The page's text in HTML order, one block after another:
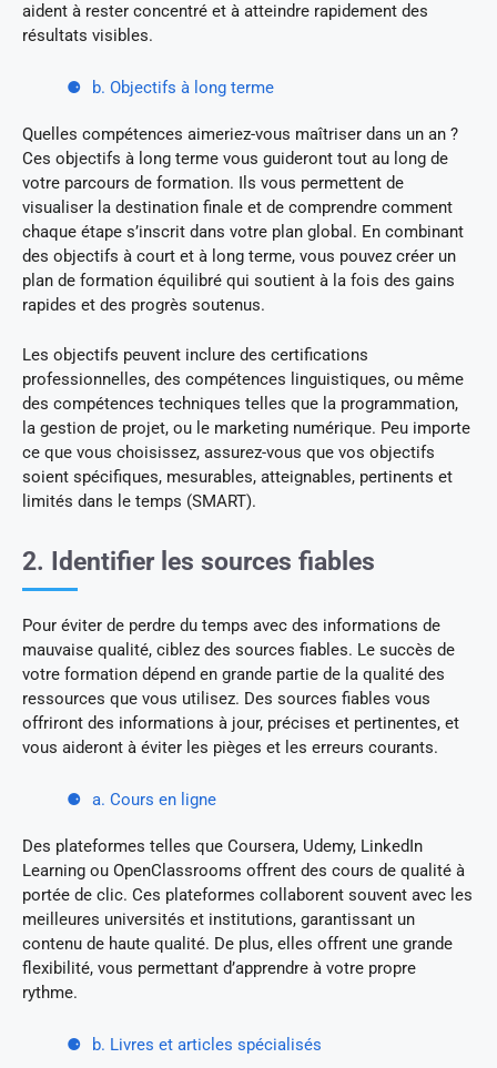
aident à rester concentré et à atteindre rapidement des
résultats visibles.
b. Objectifs à long terme
Quelles compétences aimeriez-vous maîtriser dans un an ?
Ces objectifs à long terme vous guideront tout au long de
votre parcours de formation. Ils vous permettent de
visualiser la destination finale et de comprendre comment
chaque étape s’inscrit dans votre plan global. En combinant
des objectifs à court et à long terme, vous pouvez créer un
plan de formation équilibré qui soutient à la fois des gains
rapides et des progrès soutenus.
Les objectifs peuvent inclure des certifications
professionnelles, des compétences linguistiques, ou même
des compétences techniques telles que la programmation,
la gestion de projet, ou le marketing numérique. Peu importe
ce que vous choisissez, assurez-vous que vos objectifs
soient spécifiques, mesurables, atteignables, pertinents et
limités dans le temps (SMART).
2. Identifier les sources fiables
Pour éviter de perdre du temps avec des informations de
mauvaise qualité, ciblez des sources fiables. Le succès de
votre formation dépend en grande partie de la qualité des
ressources que vous utilisez. Des sources fiables vous
offriront des informations à jour, précises et pertinentes, et
vous aideront à éviter les pièges et les erreurs courants.
a. Cours en ligne
Des plateformes telles que Coursera, Udemy, LinkedIn
Learning ou OpenClassrooms offrent des cours de qualité à
portée de clic. Ces plateformes collaborent souvent avec les
meilleures universités et institutions, garantissant un
contenu de haute qualité. De plus, elles offrent une grande
flexibilité, vous permettant d’apprendre à votre propre
rythme.
b. Livres et articles spécialisés